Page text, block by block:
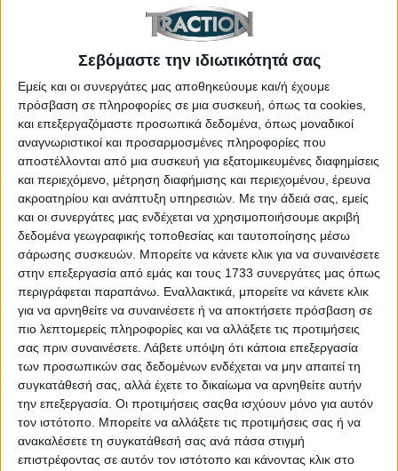
Σεβόμαστε την ιδιωτικότητά σας
Εμείς και οι συνεργάτες μας αποθηκεύουμε και/ή έχουμε
πρόσβαση σε πληροφορίες σε μια συσκευή, όπως τα cookies,
και επεξεργαζόμαστε προσωπικά δεδομένα, όπως μοναδικοί
αναγνωριστικοί και προσαρμοσμένες πληροφορίες που
αποστέλλονται από μια συσκευή για εξατομικευμένες διαφημίσεις
και περιεχόμενο, μέτρηση διαφήμισης και περιεχομένου, έρευνα
ακροατηρίου και ανάπτυξη υπηρεσιών. Με την άδειά σας, εμείς
και οι συνεργάτες μας ενδέχεται να χρησιμοποιήσουμε ακριβή
δεδομένα γεωγραφικής τοποθεσίας και ταυτοποίησης μέσω
σάρωσης συσκευών. Μπορείτε να κάνετε κλικ για να συναινέσετε
στην επεξεργασία από εμάς και τους 1733 συνεργάτες μας όπως
περιγράφεται παραπάνω. Εναλλακτικά, μπορείτε να κάνετε κλικ
για να αρνηθείτε να συναινέσετε ή να αποκτήσετε πρόσβαση σε
πιο λεπτομερείς πληροφορίες και να αλλάξετε τις προτιμήσεις
σας πριν συναινέσετε. Λάβετε υπόψη ότι κάποια επεξεργασία
των προσωπικών σας δεδομένων ενδέχεται να μην απαιτεί τη
συγκατάθεσή σας, αλλά έχετε το δικαίωμα να αρνηθείτε αυτήν
την επεξεργασία. Οι προτιμήσεις σαςθα ισχύουν μόνο για αυτόν
τον ιστότοπο. Μπορείτε να αλλάξετε τις προτιμήσεις σας ή να
ανακαλέσετε τη συγκατάθεσή σας ανά πάσα στιγμή
επιστρέφοντας σε αυτόν τον ιστότοπο και κάνοντας κλικ στο
εξωλέμβιους κινητήρες είναι μία από τις τρεις
δραστηριότητες του Suzuki Clean Odean Project
που αποτελεί τη δέσμευση των Ιαπώνων να
αντιμετωπίσουν τη θαλάσσιας ρύπανση των
πλαστικών. Η Suzuki πραγματοποιεί δραστηριότητες
εθελοντικού χαρακτήρα, σε θάλασσες, ποτάμια και
λίμνες, εκεί δηλαδή όπου χρησιμοποιούνται οι
εξωλέμβιοι κινητήρες.Η δραστηριότητα ξεκίνησε
το 2010 στην Hamamatsu και από το 2011 έλαβε
παγκόσμιο χαρακτήρα. Μέχρι στιγμής, έχουν
συμμετάσχει συνολικά πάνω από 8.000 εθελοντές
από 26 χώρες.
Και στην Ελλάδα, στο πλαίσιο τουSuzuki Clean
Ocean Project, μια ομάδα εργαζομένων της Suzuki
Marine προχώρησε, πριν από μερικούς μήνες, σε
αποκoμιδή σκουπιδιώνκαι καθαρισμό της
παραλίας του Ασπροπύργου, συμβάλλοντας με
αυτό τον τρόπο στην αντιμετώπιση των θαλάσσιων
πλαστικών αποβλήτων.